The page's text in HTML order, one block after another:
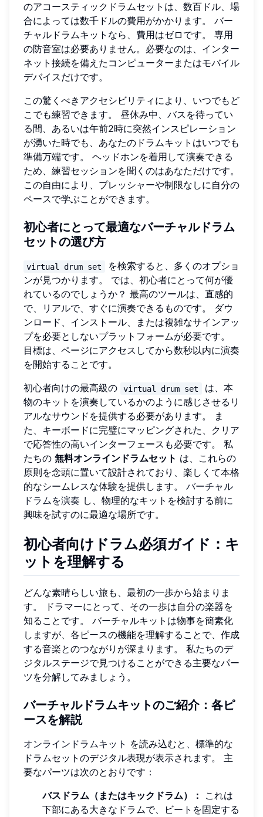
のアコースティックドラムセットは、数百ドル、場
合によっては数千ドルの費用がかかります。 バー
チャルドラムキットなら、費用はゼロです。 専用
の防音室は必要ありません。必要なのは、インター
ネット接続を備えたコンピューターまたはモバイル
デバイスだけです。
この驚くべきアクセシビリティにより、いつでもど
こでも練習できます。 昼休み中、バスを待ってい
る間、あるいは午前2時に突然インスピレーション
が湧いた時でも、あなたのドラムキットはいつでも
準備万端です。 ヘッドホンを着用して演奏できる
ため、練習セッションを聞くのはあなただけです。
この自由により、プレッシャーや制限なしに自分の
ペースで学ぶことができます。
初心者にとって最適なバーチャルドラム
セットの選び方
virtual drum set
を検索すると、多くのオプショ
ンが見つかります。 では、初心者にとって何が優
れているのでしょうか？ 最高のツールは、直感的
で、リアルで、すぐに演奏できるものです。 ダウ
ンロード、インストール、または複雑なサインアッ
プを必要としないプラットフォームが必要です。
目標は、ページにアクセスしてから数秒以内に演奏
を開始することです。
初心者向けの最高級の
virtual drum set
は、本
物のキットを演奏しているかのように感じさせるリ
アルなサウンドを提供する必要があります。 ま
た、キーボードに完璧にマッピングされた、クリア
で応答性の高いインターフェースも必要です。 私
たちの 無料オンラインドラムセット は、これらの
原則を念頭に置いて設計されており、楽しくて本格
的なシームレスな体験を提供します。 バーチャル
ドラムを演奏 し、物理的なキットを検討する前に
興味を試すのに最適な場所です。
初心者向けドラム必須ガイド：キ
ットを理解する
どんな素晴らしい旅も、最初の一歩から始まりま
す。 ドラマーにとって、その一歩は自分の楽器を
知ることです。 バーチャルキットは物事を簡素化
しますが、各ピースの機能を理解することで、作成
する音楽とのつながりが深まります。 私たちのデ
ジタルステージで見つけることができる主要なパー
ツを分解してみましょう。
バーチャルドラムキットのご紹介：各ピ
ースを解説
オンラインドラムキット を読み込むと、標準的な
ドラムセットのデジタル表現が表示されます。 主
要なパーツは次のとおりです：
バスドラム（またはキックドラム）：
これは
下部にある大きなドラムで、ビートを固定する